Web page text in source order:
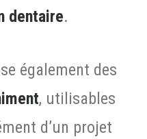
dentaire.
également des
, utilisables
d’un projet